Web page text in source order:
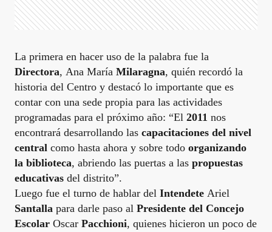
La primera en hacer uso de la palabra fue la
Directora, Ana María Milaragna, quién recordó la
historia del Centro y destacó lo importante que es
contar con una sede propia para las actividades
programadas para el próximo año: “El 2011 nos
encontrará desarrollando las capacitaciones del nivel
central como hasta ahora y sobre todo organizando
la biblioteca, abriendo las puertas a las propuestas
educativas del distrito”.
Luego fue el turno de hablar del Intendete Ariel
Santalla para darle paso al Presidente del Concejo
Escolar Oscar Pacchioni, quienes hicieron un poco de